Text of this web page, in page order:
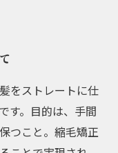
をストレートに仕
す。目的は、手間
つこと。縮毛矯正